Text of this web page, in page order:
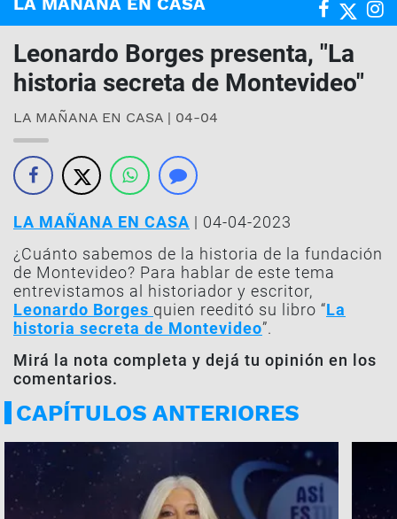
Leonardo Borges presenta, "La
historia secreta de Montevideo"
LA MAÑANA EN CASA | 04-04
LA MAÑANA EN CASA | 04-04-2023
¿Cuánto sabemos de la historia de la fundación
de Montevideo? Para hablar de este tema
entrevistamos al historiador y escritor,
Leonardo Borges quien reeditó su libro “La
historia secreta de Montevideo”.
Mirá la nota completa y dejá tu opinión en los
comentarios.
CAPÍTULOS ANTERIORES